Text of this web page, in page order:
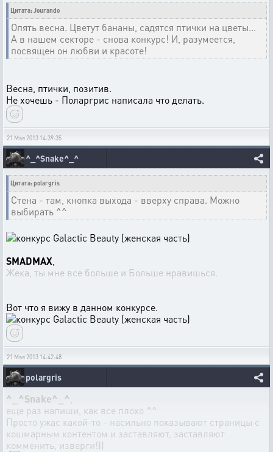
Цитата: Jourando
Опять весна. Цветут бананы, садятся птички на цветы...
А в нашем секторе - снова конкурс! И, разумеется,
посвящен он любви и красоте!
Весна, птички, позитив.
Не хочешь - Поларгрис написала что делать.
21 Мая 2013 14:39:35
^_^Snake^_^
Цитата: polargris
Cтена - там, кнопка выхода - вверху справа. Можно
выбирать ^^
SMADMAX
Жека, ты мне все больше и Больше нравишься.
Вот что я вижу в данном конкурсе.
21 Мая 2013 14:42:48
polargris
^_^Snake^_^
еще раз напиши, как все плохо ^^
Просто ужас какой-то - насильно показывают страницы с
кошмарным контентом и заставляют, заставляют
комменить, изверги!))